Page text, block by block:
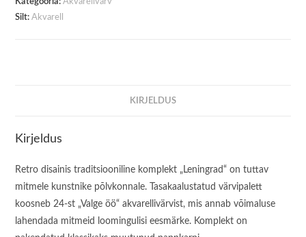
Kategooria:Akvarellvärv
Silt:Akvarell
KIRJELDUS
Kirjeldus
Retro disainis traditsiooniline komplekt „Leningrad“ on tuttav
mitmele kunstnike põlvkonnale. Tasakaalustatud värvipalett
koosneb 24-st „Valge öö“ akvarellivärvist, mis annab võimaluse
lahendada mitmeid loomingulisi eesmärke. Komplekt on